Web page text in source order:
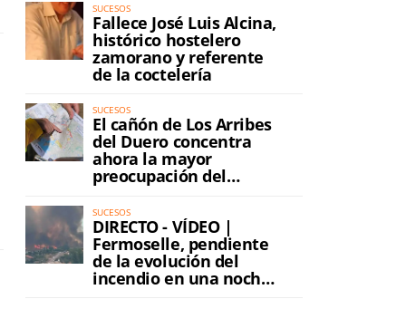
SUCESOS
Fallece José Luis Alcina,
histórico hostelero
zamorano y referente
de la coctelería
SUCESOS
El cañón de Los Arribes
del Duero concentra
ahora la mayor
preocupación del
incendio
SUCESOS
DIRECTO - VÍDEO |
Fermoselle, pendiente
de la evolución del
incendio en una noche